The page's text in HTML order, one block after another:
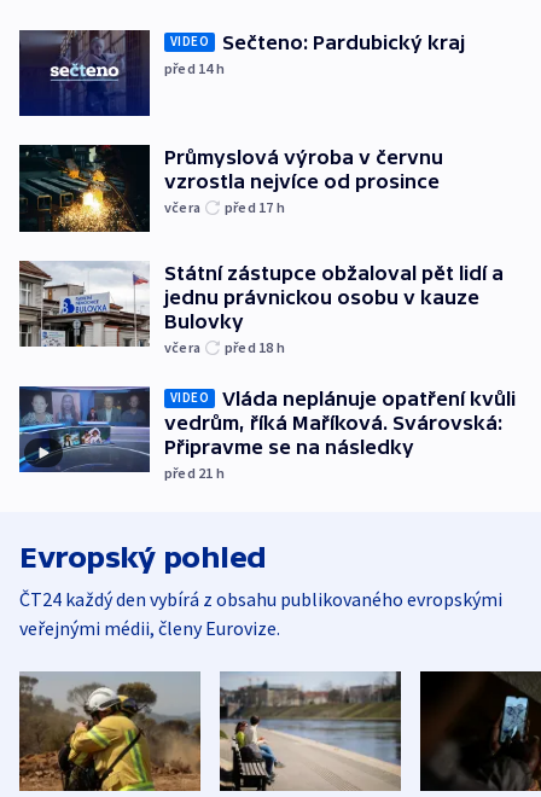
VIDEO Sečteno: Pardubický kraj
před 14h
Průmyslová výroba v červnu
vzrostla nejvíce od prosince
včera před 17 h
Státní zástupce obžaloval pět lidí a
jednu právnickou osobu v kauze
Bulovky
včera před 18 h
VIDEO
Vláda neplánuje opatření kvůli
vedrům, říká Maříková. Svárovská:
Připravme se na následky
před 21 h
Evropský pohled
ČT24 každý den vybírá z obsahu publikovaného evropskými
veřejnými médii, členy Eurovize.